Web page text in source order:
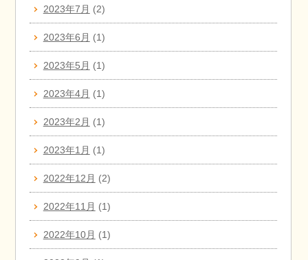
2023年7月 (2)
2023年6月 (1)
2023年5月 (1)
2023年4月 (1)
2023年2月 (1)
2023年1月 (1)
2022年12月 (2)
2022年11月 (1)
2022年10月 (1)